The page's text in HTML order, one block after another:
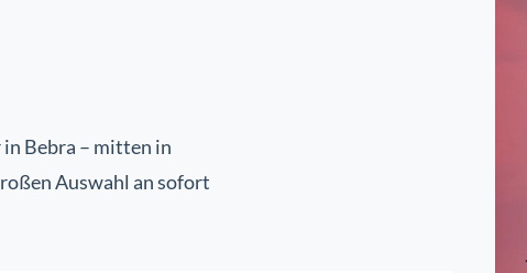
Bebra – mitten in
Auswahl an sofort